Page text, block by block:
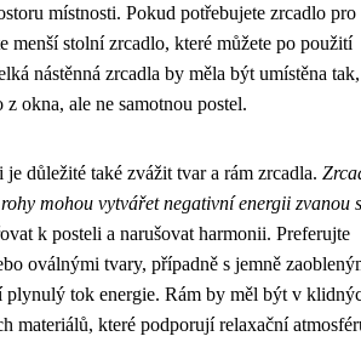
místnosti. Pokud potřebujete zrcadlo pro
menší stolní zrcadlo, které můžete po použití
nástěnná zrcadla by měla být umístěna
z okna, ale ne samotnou postel.
důležité také zvážit tvar a rám zrcadla.
mohou vytvářet negativní energii zvanou
k posteli a narušovat harmonii. Preferujte
oválnými tvary, případně s jemně
plynulý tok energie. Rám by měl být v
materiálů, které podporují relaxační